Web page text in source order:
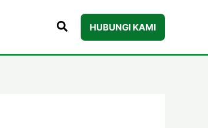
HUBUNGI KAMI